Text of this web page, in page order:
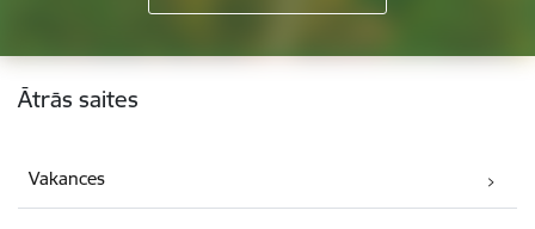
Kājene
Ātrās saites
Vakances